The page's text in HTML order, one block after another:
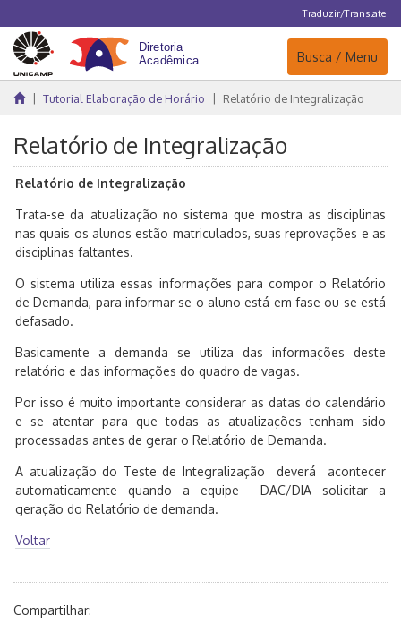
Traduzir/Translate
Navegação
Busca / Menu
Tutorial Elaboração de Horário Relatório de Integralização
Relatório de Integralização
Relatório de Integralização
Trata-se da atualização no sistema que mostra as disciplinas
nas quais os alunos estão matriculados, suas reprovações e as
disciplinas faltantes.
O sistema utiliza essas informações para compor o Relatório
de Demanda, para informar se o aluno está em fase ou se está
defasado.
Basicamente a demanda se utiliza das informações deste
relatório e das informações do quadro de vagas.
Por isso é muito importante considerar as datas do calendário
e se atentar para que todas as atualizações tenham sido
processadas antes de gerar o Relatório de Demanda.
A atualização do Teste de Integralização deverá acontecer
automaticamente quando a equipe DAC/DIA solicitar a
geração do Relatório de demanda.
Voltar
Compartilhar: